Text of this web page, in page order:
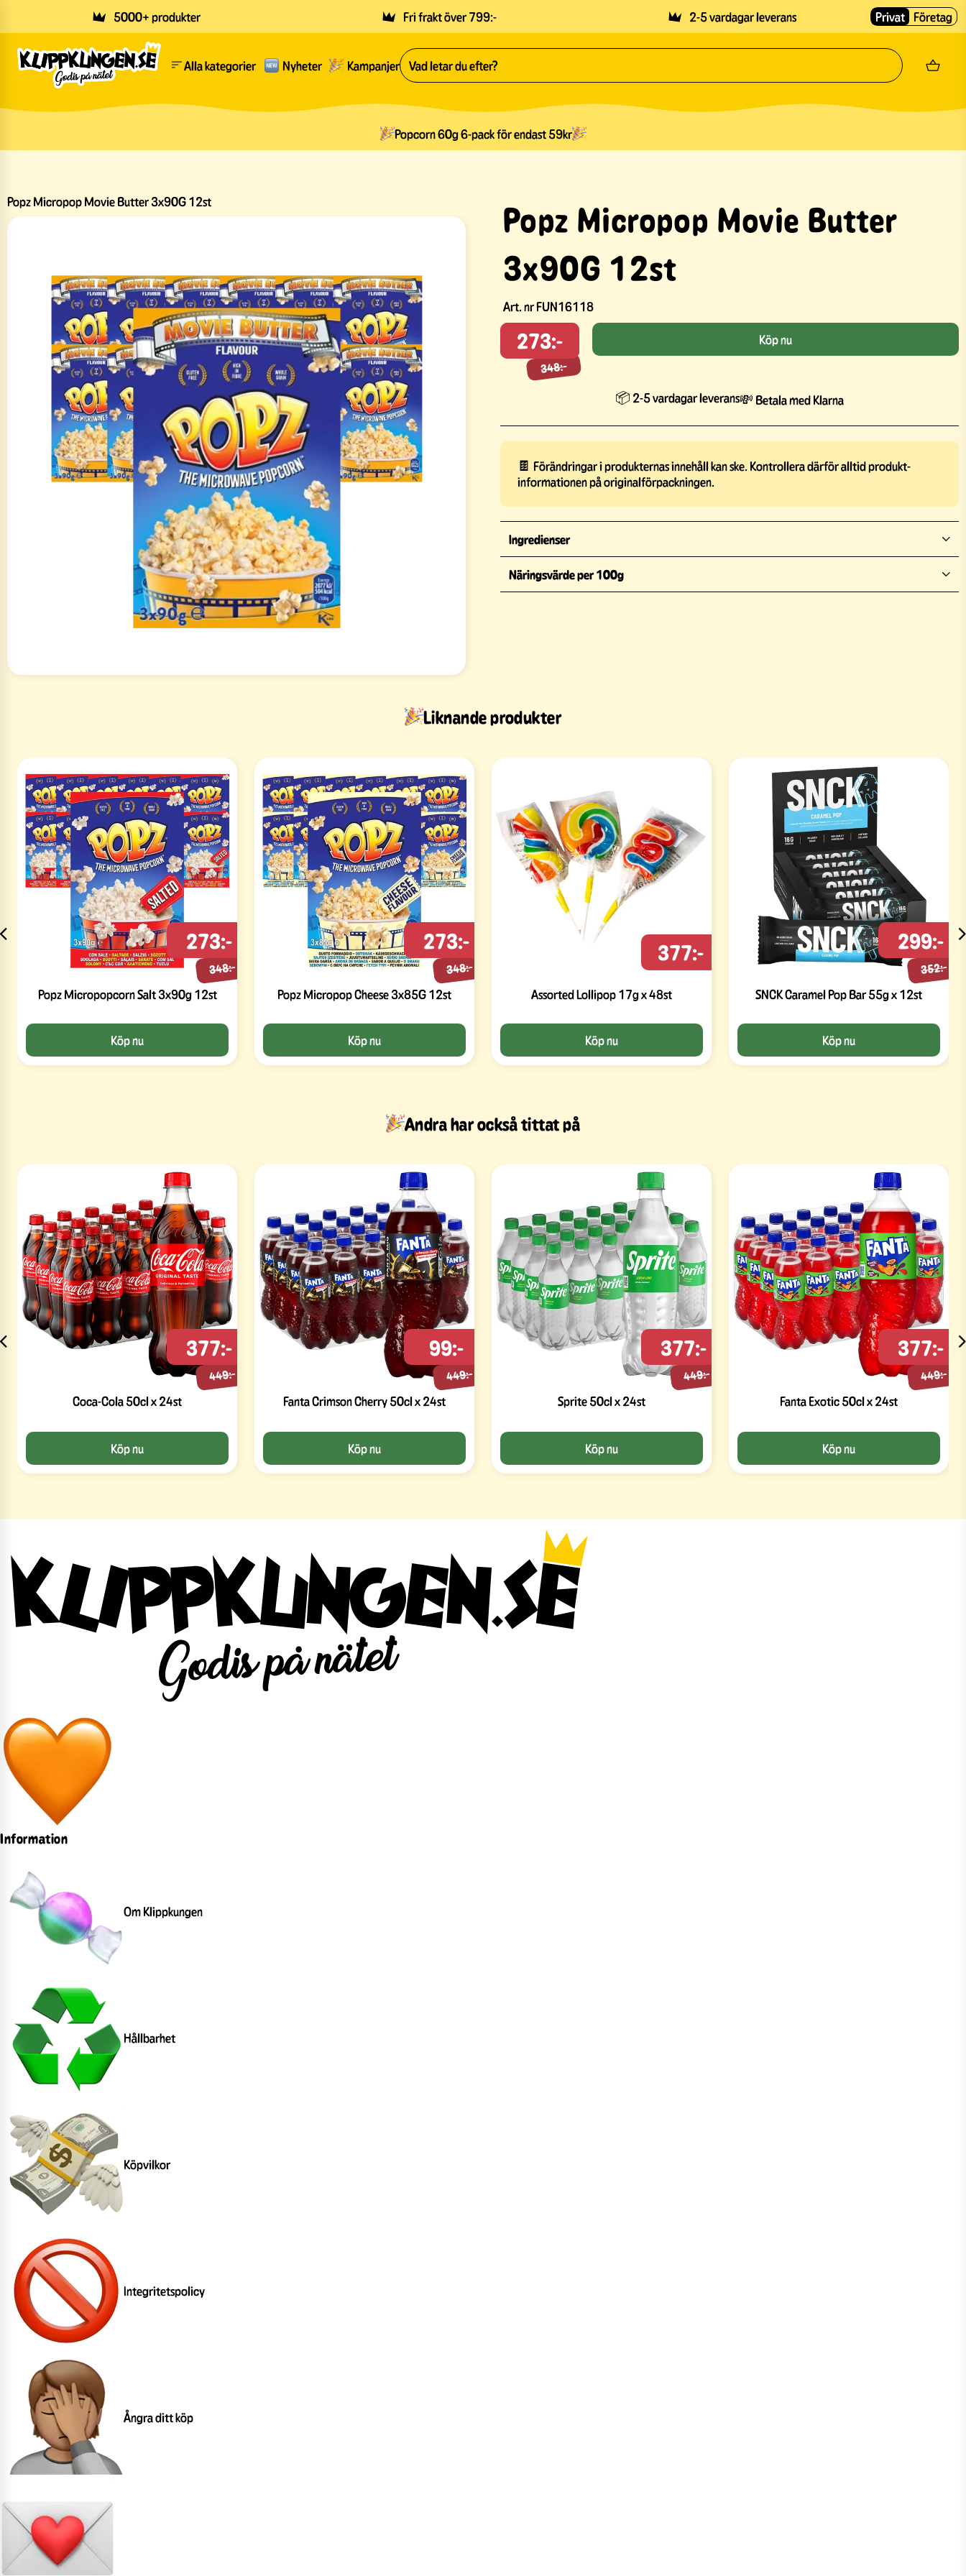
5000+ produkter Fri frakt över 799:- 2-5 vardagar leverans Privat Företag
Alla kategorier Nyheter Kampanjer
Popcorn 60g 6-pack för endast 59kr
Popz Micropop Movie Butter 3x90G 12st
Popz Micropop Movie Butter
3x90G 12st
Art. nrFUN16118
273:-
348:-
348:- Köp nu
📦 2-5 vardagar leverans💸 Betala med Klarna
🍫 Förändringar i produkternas innehåll kan ske. Kontrollera därför alltid produkt-
informationen på originalförpackningen.
Ingredienser
Näringsvärde per 100g
Liknande produkter
Popz Micropopcorn Salt 3x90g 12st
348:-
273:-
Köp nu
Popz Micropop Cheese 3x85G 12st
348:-
273:-
Köp nu
Assorted Lollipop 17g x 48st
377:-
Köp nu
SNCK Caramel Pop Bar 55g x 12st
352:-
299:-
Köp nu
Andra har också tittat på
Coca-Cola 50cl x 24st
449:-
377:-
Köp nu
Fanta Crimson Cherry 50cl x 24st
449:-
99:-
Köp nu
Sprite 50cl x 24st
449:-
377:-
Köp nu
Fanta Exotic 50cl x 24st
449:-
377:-
Köp nu
Information
Om Klippkungen
Hållbarhet
Köpvilkor
Integritetspolicy
Ångra ditt köp